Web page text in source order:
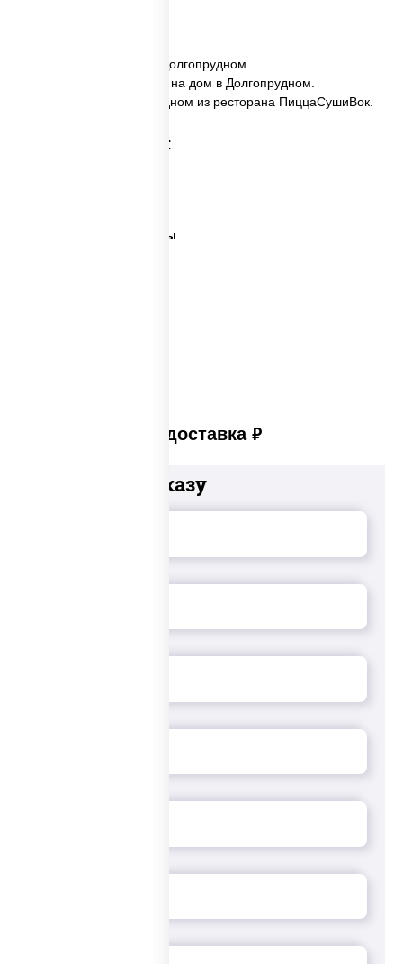
✅ Спайс эби заказать в Долгопрудном.
✅ Спайс эби с доставкой на дом в Долгопрудном.
✅ Спайс эби в Долгопрудном из ресторана ПиццаСушиВок.
Категории товара:
Все виды суши и роллы
Платная доставка руб
Добавьте к заказу